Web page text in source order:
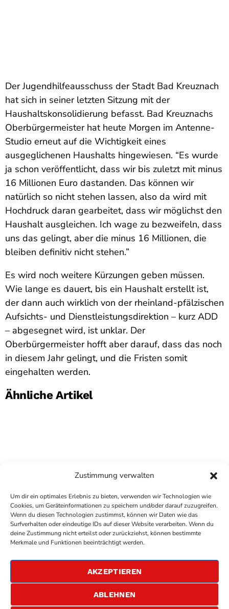
Zustimmung verwalten
Um dir ein optimales Erlebnis zu bieten, verwenden wir Technologien wie
Cookies, um Geräteinformationen zu speichern und/oder darauf zuzugreifen.
Wenn du diesen Technologien zustimmst, können wir Daten wie das
Surfverhalten oder eindeutige IDs auf dieser Website verarbeiten. Wenn du
deine Zustimmung nicht erteilst oder zurückziehst, können bestimmte
Merkmale und Funktionen beeinträchtigt werden.
AKZEPTIEREN
ABLEHNEN
Der Jugendhilfeausschuss der Stadt Bad Kreuznach
hat sich in seiner letzten Sitzung mit der
Haushaltskonsolidierung befasst. Bad Kreuznachs
Oberbürgermeister hat heute Morgen im Antenne-
Studio erneut auf die Wichtigkeit eines
ausgeglichenen Haushalts hingewiesen. “Es wurde
ja schon veröffentlicht, dass wir bis zuletzt mit minus
16 Millionen Euro dastanden. Das können wir
natürlich so nicht stehen lassen, also da wird mit
Hochdruck daran gearbeitet, dass wir möglichst den
Haushalt ausgleichen. Ich wage zu bezweifeln, dass
uns das gelingt, aber die minus 16 Millionen, die
bleiben definitiv nicht stehen.”
Es wird noch weitere Kürzungen geben müssen.
Wie lange es dauert, bis ein Haushalt erstellt ist,
der dann auch wirklich von der rheinland-pfälzischen
Aufsichts- und Dienstleistungsdirektion – kurz ADD
– abgesegnet wird, ist unklar. Der
Oberbürgermeister hofft aber darauf, dass das noch
in diesem Jahr gelingt, und die Fristen somit
eingehalten werden.
Ähnliche Artikel
COPYRIGHTANTENNE BAD KREUZNACH
DATENSCHUTZERKLÄRUNG
ALLGEMEINE GESCHÄFTSBEDINGUNGEN
GEWINNSPIELBEDINGUNGEN